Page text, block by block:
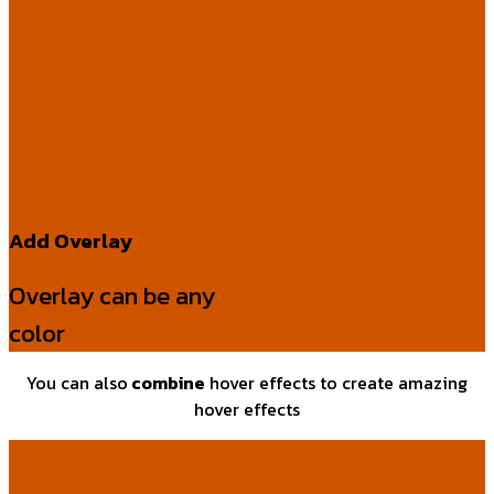
Add Overlay
Overlay can be any
color
You can also combine hover effects to create amazing
hover effects